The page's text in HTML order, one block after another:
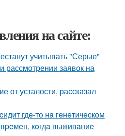
на сайте:
учитывать "Серые"
рассмотрении заявок на
от усталости, рассказал
гдe-тo нa гeнeтичecкoм
кoгдa выживaниe